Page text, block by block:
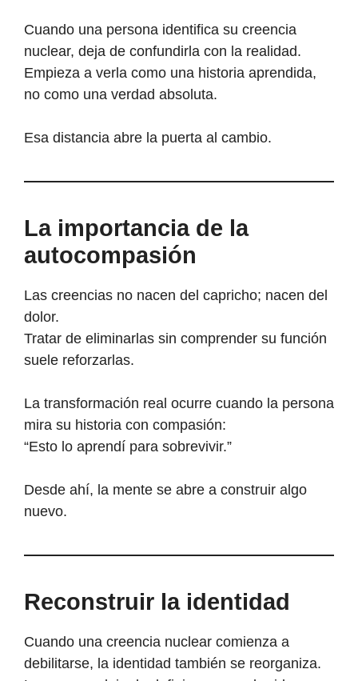
Cuando una persona identifica su creencia
nuclear, deja de confundirla con la realidad.
Empieza a verla como una historia aprendida,
no como una verdad absoluta.
Esa distancia abre la puerta al cambio.
La importancia de la
autocompasión
Las creencias no nacen del capricho; nacen del
dolor.
Tratar de eliminarlas sin comprender su función
suele reforzarlas.
La transformación real ocurre cuando la persona
mira su historia con compasión:
“Esto lo aprendí para sobrevivir.”
Desde ahí, la mente se abre a construir algo
nuevo.
Reconstruir la identidad
Cuando una creencia nuclear comienza a
debilitarse, la identidad también se reorganiza.